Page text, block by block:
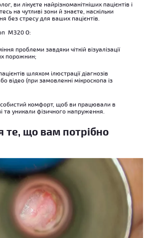
ви лікуєте найрізноманітніших пацієнтів і
на чутливі зони й знаєте, наскільки
без стресу для ваших пацієнтів.
М320 О:
проблеми завдяки чіткій візуалізації
порожнин;
шляхом ілюстрації діагнозів
відео (при замовленні мікроскопа із
комфорт, щоб ви працювали в
та уникали фізичного напруження.
те, що вам потрібно